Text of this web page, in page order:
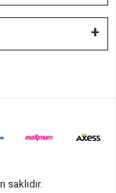
saklıdır.